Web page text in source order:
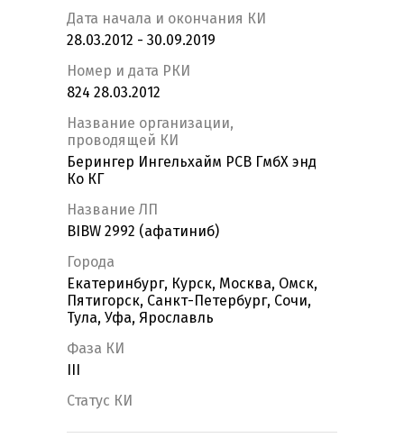
Дата начала и окончания КИ
28.03.2012 - 30.09.2019
Номер и дата РКИ
824 28.03.2012
Название организации,
проводящей КИ
Берингер Ингельхайм РСВ ГмбХ энд
Ко КГ
Название ЛП
BIBW 2992 (афатиниб)
Города
Екатеринбург, Курск, Москва, Омск,
Пятигорск, Санкт-Петербург, Сочи,
Тула, Уфа, Ярославль
Фаза КИ
Статус КИ